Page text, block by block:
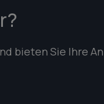
bieten Sie Ihre